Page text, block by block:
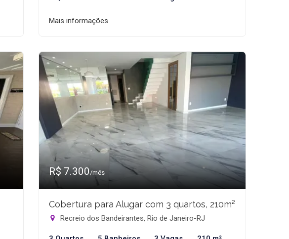
Mais informações
R$ 7.300/mês
Cobertura para Alugar com 3 quartos, 210m²
Recreio dos Bandeirantes, Rio de Janeiro-RJ